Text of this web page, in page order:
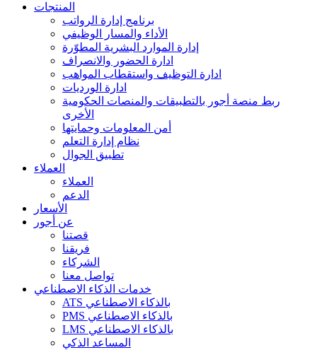
المنتجات
برنامج إدارة الرواتب
الأداء والمسار الوظيفي
إدارة الموارد البشرية المطوّرة
ادارة الحضور والانصراف
ادارة التوظيف واستقطاب المواهب
ادارة الورديات
ربط منصة أجور بالتطبيقات والمنصات الحكومية
الأخرى
أمن المعلومات وحمايتها
نظام إدارة التعلم
تطبيق الجوال
العملاء
العملاء
الدعم
الأسعار
عن أجور
قصتنا
فريقنا
الشركاء
تواصل معنا
خدمات الذكاء الاصطناعي
ATS بالذكاء الاصطناعي
PMS بالذكاء الاصطناعي
LMS بالذكاء الاصطناعي
المساعد الذكي